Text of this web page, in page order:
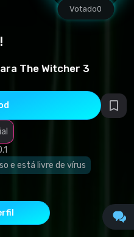
Votado0
The Witcher 3
e está livre de vírus